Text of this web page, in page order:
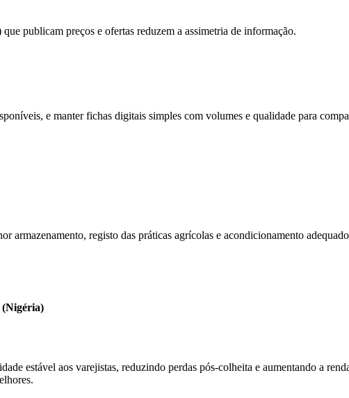
publicam preços e ofertas reduzem a assimetria de informação.
e manter fichas digitais simples com volumes e qualidade para
armazenamento, registo das práticas agrícolas e acondicionamento
(Nigéria)
estável aos varejistas, reduzindo perdas pós-colheita e aumentando a